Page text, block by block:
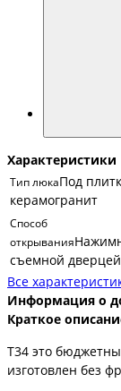
Характеристики
Тип люкаПод
керамогранит
Способ
открывания
съемной дверцей
Все
Информация о
Краткое
Т34 это
изготовлен без